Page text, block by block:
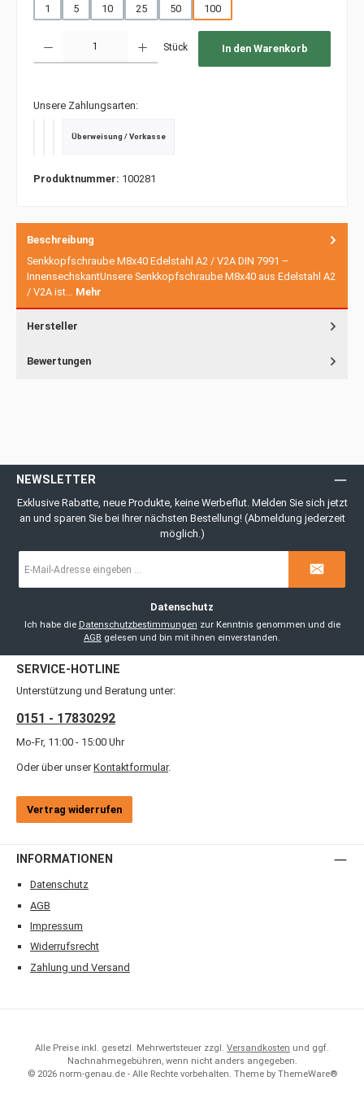
1
5 10 25 50 100
Stück In den Warenkorb
Unsere Zahlungsarten:
Überweisung / Vorkasse
Produktnummer: 100281
Beschreibung
Senkkopfschraube M8x40 Edelstahl A2 / V2A DIN 7991 –
InnensechskantUnsere Senkkopfschraube M8x40 aus Edelstahl A2
/ V2A ist… Mehr
Hersteller
Bewertungen
NEWSLETTER
Exklusive Rabatte, neue Produkte, keine Werbeflut. Melden Sie sich jetzt
an und sparen Sie bei Ihrer nächsten Bestellung! (Abmeldung jederzeit
möglich.)
Mail-
Datenschutz
Ich habe die Datenschutzbestimmungen
zur Kenntnis genommen und die
AGB gelesen und bin mit ihnen einverstanden.
SERVICE-HOTLINE
Unterstützung und Beratung unter:
0151 - 17830292
Mo-Fr, 11:00 - 15:00 Uhr
Oder über unser Kontaktformular.
Vertrag widerrufen
INFORMATIONEN
Datenschutz
AGB
Impressum
Widerrufsrecht
Zahlung und Versand
Alle Preise inkl. gesetzl. Mehrwertsteuer zzgl. Versandkosten und ggf.
Nachnahmegebühren, wenn nicht anders angegeben.
© 2026 norm-genau.de - Alle Rechte vorbehalten. Theme by ThemeWare®